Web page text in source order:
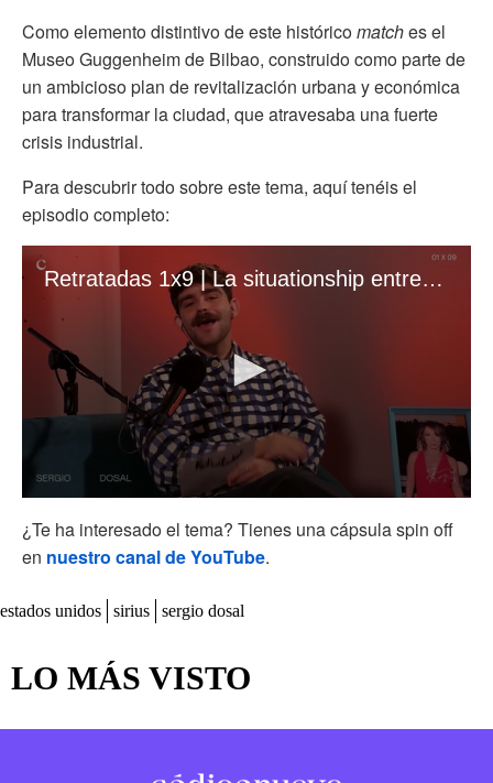
Como elemento distintivo de este históricomatches el
Museo Guggenheim de Bilbao, construido como parte de
un ambicioso plan de revitalización urbana y económica
para transformar la ciudad, que atravesaba una fuerte
crisis industrial.
Para descubrir todo sobre este tema, aquí tenéis el
episodio completo:
Retratadas 1x9 | La situationship entre España y Estados Unidos
seconds
of
41
seconds
¿Te ha interesado el tema? Tienes una cápsula spin off
en nuestro canal de YouTube.
estados unidos sirius sergio dosal
LO MÁS VISTO